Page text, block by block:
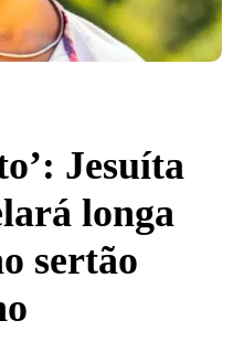
Jesuíta
longa
sertão